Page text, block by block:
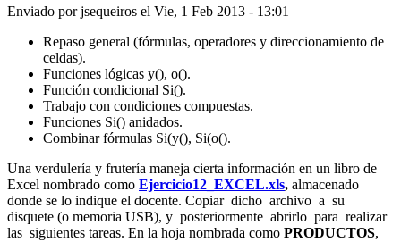
Enviado porjsequeiros el Vie, 1 Feb 2013 - 13:01
Repaso general (fórmulas, operadores y direccionamiento de
celdas).
Funciones lógicas y(), o().
Función condicional Si().
Trabajo con condiciones compuestas.
Funciones Si() anidados.
Combinar fórmulas Si(y(), Si(o().
Una verdulería y frutería maneja cierta información en un libro de
Excel nombrado como Ejercicio12_EXCEL.xls, almacenado
donde se lo indique el docente. Copiar dicho archivo a su
disquete (o memoria USB), y posteriormente abrirlo para realizar
las siguientes tareas. En la hoja nombrada como PRODUCTOS,